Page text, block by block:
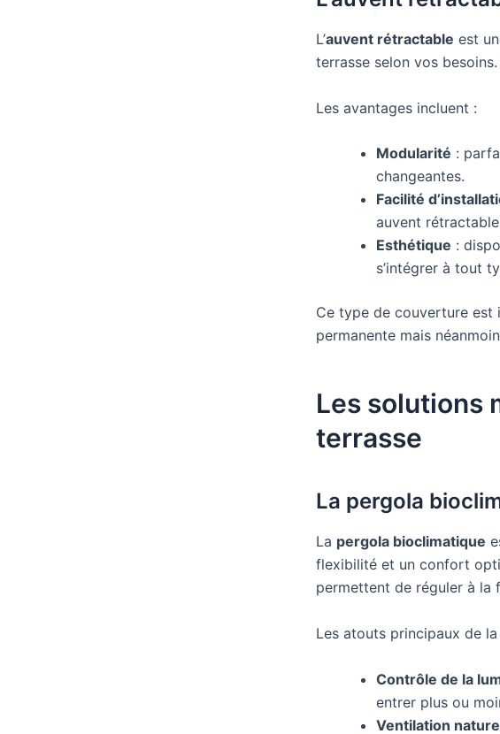
L’auvent rétractable est
terrasse selon vos
Les avantages incluent :
Modularité :
changeantes.
Facilité
auvent
Esthétique :
s’intégrer à tout
Ce type de couverture est
permanente mais
Les solutions
terrasse
La pergola
La pergola bioclimatique
flexibilité et un confort
permettent de réguler à la
Les atouts principaux de
Contrôle de la
entrer plus ou
Ventilation